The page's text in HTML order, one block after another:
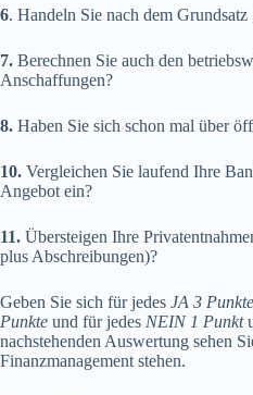
6. Handeln Sie nach dem
7. Berechnen Sie auch den
Anschaffungen?
8. Haben Sie sich schon mal über
10. Vergleichen Sie laufend Ihre
Angebot ein?
11. Übersteigen Ihre
plus Abschreibungen)?
Geben Sie sich für jedes JA 3 Punkte
Punkte und für jedes NEIN 1 Punkt
nachstehenden Auswertung sehen
Finanzmanagement stehen.